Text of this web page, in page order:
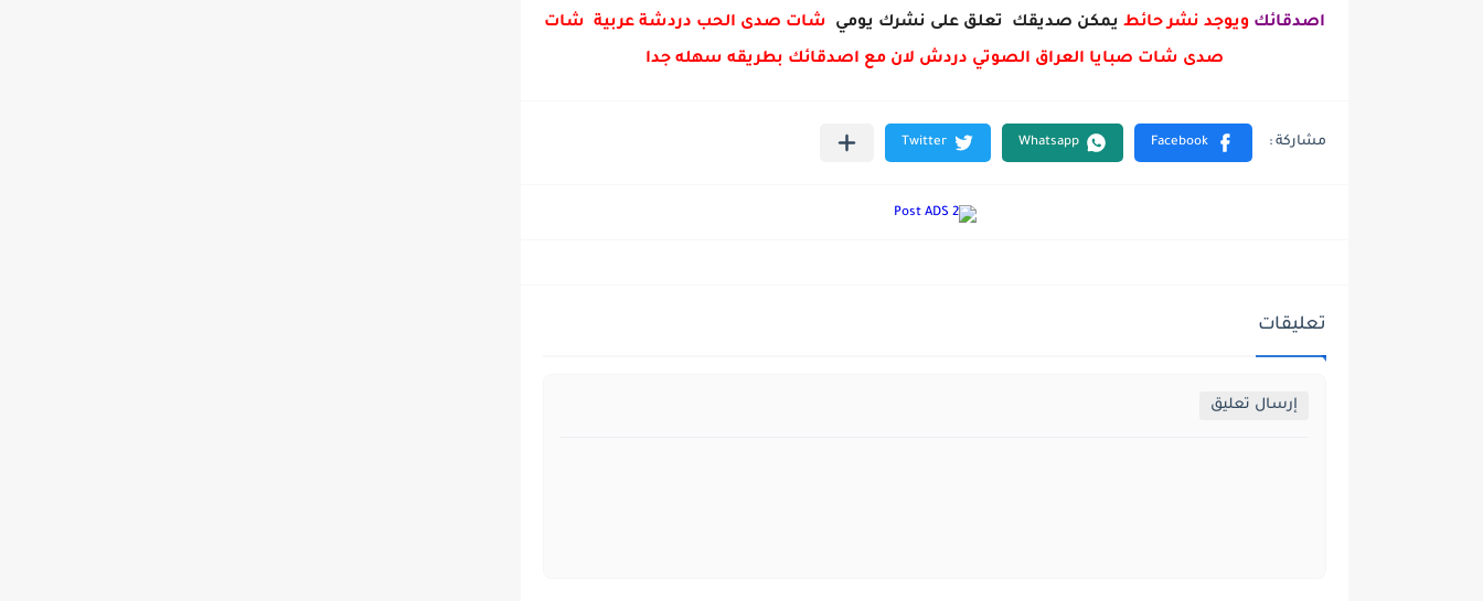
اصدقائك ويوجد نشر حائط يمكن صديقك تعلق على نشرك يومي شات صدى الحب دردشة عربية شات
صدى شات صبايا العراق الصوتي دردش لان مع اصدقائك بطريقه سهله جدا
تعليقات
إرسال تعليق